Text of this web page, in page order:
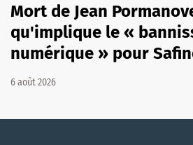
Mort de Jean
qu'implique le «
numérique » pour
6 août 2026